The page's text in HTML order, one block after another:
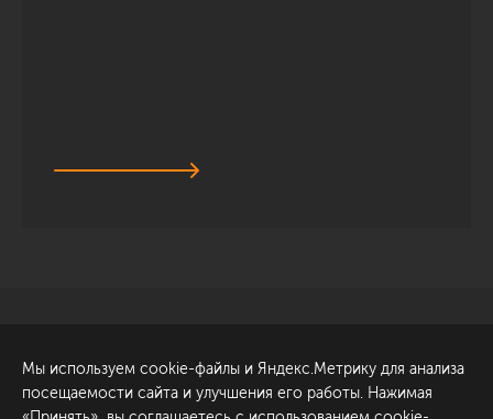
Обсудить проект
ул. Академика Павлова, 6
к1
Мы используем cookie-файлы и Яндекс.Метрику для анализа
посещаемости сайта и улучшения его работы. Нажимая